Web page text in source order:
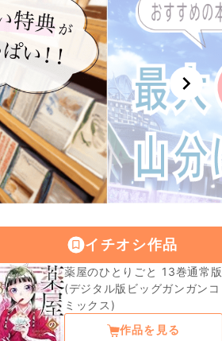
chevron_right
イチオシ作品
薬屋のひとりごと 13巻通常版
(デジタル版ビッグガンガンコ
ミックス)
作品を見る